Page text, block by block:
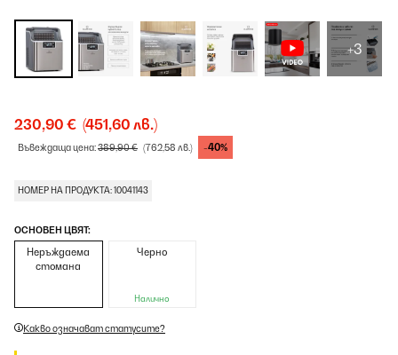
+3
230,90 € (451,60 лв.)
Въвеждаща цена:389,90 € (762,58 лв.) -40%
НОМЕР НА ПРОДУКТА: 10041143
ОСНОВЕН ЦВЯТ:
Неръждаема
стомана
Черно
Налично
Какво означават статусите?